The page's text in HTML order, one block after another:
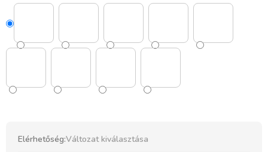
Elérhetőség:Változat kiválasztása